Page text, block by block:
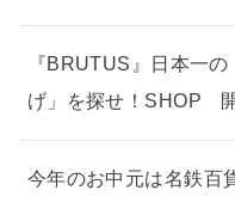
『BRUTUS』日本一
げ」を探せ！SHOP
今年のお中元は名鉄百